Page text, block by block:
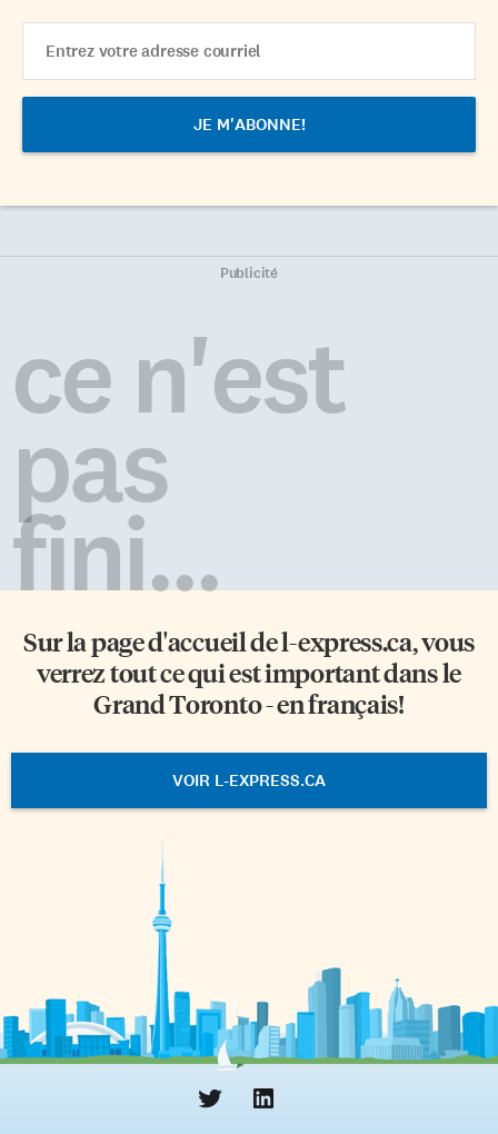
Address
Publicité
ce n'est
pas
fini...
Sur la page d'accueil del-express.ca, vous
verrez tout ce qui est important dans le
Grand Toronto - en français!
VOIR L-EXPRESS.CA